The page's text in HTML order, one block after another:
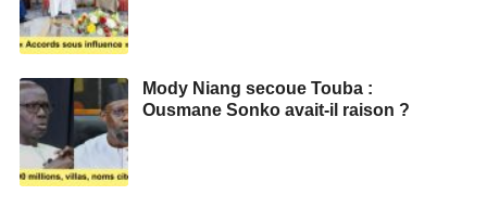
Mody Niang secoue Touba :
Ousmane Sonko avait-il raison ?